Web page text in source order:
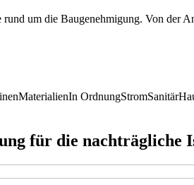
um die Baugenehmigung. Von der
MaterialienIn OrdnungStromSanitär
für die nachträgliche